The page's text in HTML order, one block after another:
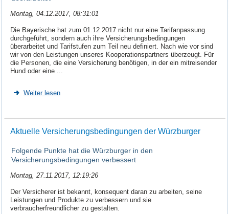
Montag, 04.12.2017, 08:31:01
Die Bayerische hat zum 01.12.2017 nicht nur eine Tarifanpassung
durchgeführt, sondern auch ihre Versicherungsbedingungen
überarbeitet und Tarifstufen zum Teil neu definiert. Nach wie vor sind
wir von den Leistungen unseres Kooperationspartners überzeugt. Für
die Personen, die eine Versicherung benötigen, in der ein mitreisender
Hund oder eine ...
Weiter lesen
Aktuelle Versicherungsbedingungen der Würzburger
Folgende Punkte hat die Würzburger in den
Versicherungsbedingungen verbessert
Montag, 27.11.2017, 12:19:26
Der Versicherer ist bekannt, konsequent daran zu arbeiten, seine
Leistungen und Produkte zu verbessern und sie
verbraucherfreundlicher zu gestalten.